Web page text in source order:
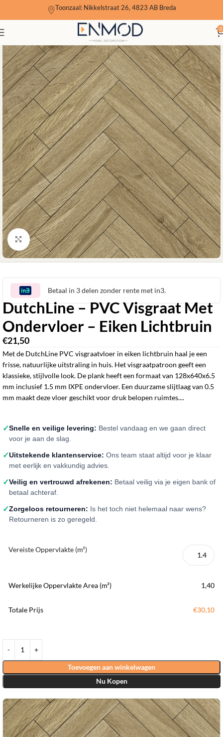
Toonzaal: Nikkelstraat 26, 4823 AB Breda
0
Klik om te vergroten
Betaal in 3 delen zonder rente met in3.
DutchLine – PVC Visgraat Met
Ondervloer – Eiken Lichtbruin
€21,50
Met de DutchLine PVC visgraatvloer in eiken lichtbruin haal je een
frisse, natuurlijke uitstraling in huis. Het visgraatpatroon geeft een
klassieke, stijlvolle look. De plank heeft een formaat van 128x640x6.5
mm inclusief 1.5 mm IXPE ondervloer. Een duurzame slijtlaag van 0.5
mm maakt deze vloer geschikt voor druk belopen ruimtes....
✓Snelle en veilige levering: Bestel vandaag en we gaan direct
voor je aan de slag.
✓Uitstekende klantenservice: Ons team staat altijd voor je klaar
met eerlijk en vakkundig advies.
✓Veilig en vertrouwd afrekenen: Betaal veilig via je eigen bank of
betaal achteraf.
✓Zorgeloos retourneren: Is het toch niet helemaal naar wens?
Retourneren is zo geregeld.
Vereiste Oppervlakte (m²)
Werkelijke Oppervlakte Area (m²) 1,40
Totale Prijs €30,10
Toevoegen aan winkelwagen
Nu Kopen